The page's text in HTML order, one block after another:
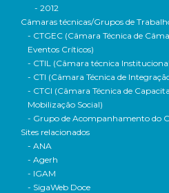
- 2012
Câmaras técnicas/Grupos de
- CTGEC (Câmara Técnica de
Eventos Críticos)
- CTIL (Câmara técnica
- CTI (Câmara Técnica de
- CTCI (Câmara Técnica de
Mobilização Social)
- Grupo de Acompanhamento do
Sites relacionados
- ANA
- Agerh
- IGAM
- SigaWeb Doce